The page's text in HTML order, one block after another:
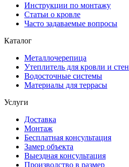
Инструкции по монтажу
Статьи о кровле
Часто задаваемые вопросы
Каталог
Металлочерепица
Утеплитель для кровли и стен
Водосточные системы
Материалы для террасы
Услуги
Доставка
Монтаж
Бесплатная консультация
Замер объекта
Выездная консультация
Производство в размер